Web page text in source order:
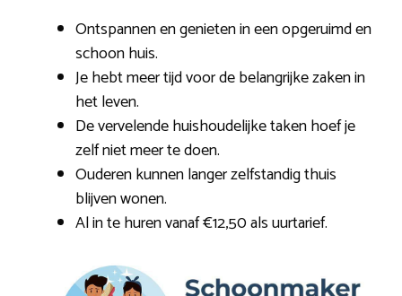
Ontspannen en genieten in een opgeruimd en
schoon huis.
Je hebt meer tijd voor de belangrijke zaken in
het leven.
De vervelende huishoudelijke taken hoef je
zelf niet meer te doen.
Ouderen kunnen langer zelfstandig thuis
blijven wonen.
Al in te huren vanaf €12,50 als uurtarief.